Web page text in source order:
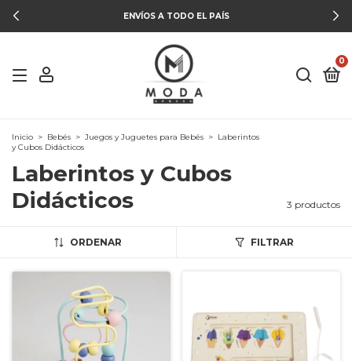
ENVÍOS A TODO EL PAÍS
0
Inicio > Bebés > Juegos y Juguetes para Bebés > Laberintos
y Cubos Didácticos
Laberintos y Cubos
Didácticos
3 productos
ORDENAR FILTRAR